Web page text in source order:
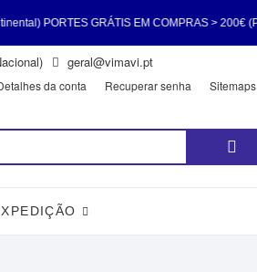
GRÁTIS EM COMPRAS > 200€ (Portugal
PORTES GRÁTIS EM COMPRAS > 200€
geral@vimavi.pt
da conta Recuperar senha Sitemaps
Pesquisar